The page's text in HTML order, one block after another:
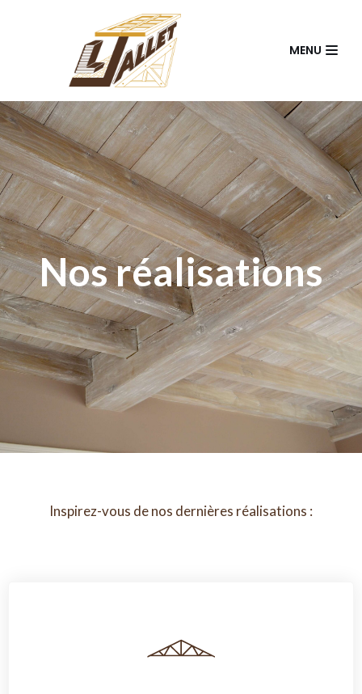
MENU
Nos réalisations
Inspirez-vous de nos dernières réalisations :